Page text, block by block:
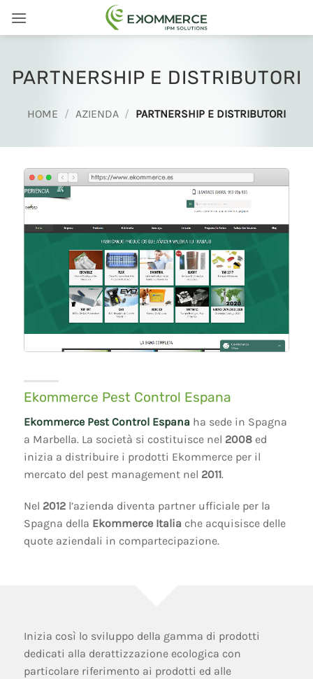
PARTNERSHIP E DISTRIBUTORI
HOME / AZIENDA / PARTNERSHIP E DISTRIBUTORI
Ekommerce Pest Control Espana
Ekommerce Pest Control Espana ha sede in Spagna
a Marbella. La società si costituisce nel 2008ed
inizia a distribuire i prodotti Ekommerce per il
mercato del pest management nel 2011.
Nel 2012l’azienda diventa partner ufficiale per la
Spagna della Ekommerce Italia che acquisisce delle
quote aziendali in compartecipazione.
Inizia così lo sviluppo della gamma di prodotti
dedicati alla derattizzazione ecologica con
particolare riferimento ai prodotti ed alle